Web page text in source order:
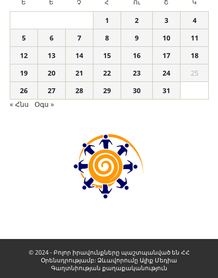
Ե Ե Չ Հ Ու Շ Կ
1 2 3
4
5
6 7 8 9 10
11
12
13 14 15 16 17
18
19
20 21 22 23 24
25
26
27 28 29 30
31
« Հնս
Օգս »
© 2024 - Բոլոր իրավունքները պաշտպանված են ՀՀ
Օրենսդրությամբ: Ձևավորումը Ալիք Մեդիա
Գաղտնիության քաղաքականություն